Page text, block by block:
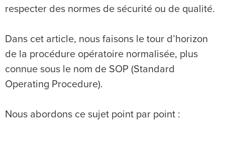
respecter des normes de sécurité ou de qualité.
Dans cet article, nous faisons le tour d’horizon
de la procédure opératoire normalisée, plus
connue sous le nom de SOP (Standard
Operating Procedure).
Nous abordons ce sujet point par point :